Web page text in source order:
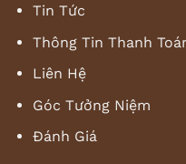
Tin Tức
Thông Tin Thanh
Liên Hệ
Góc Tưởng Niệm
Đánh Giá